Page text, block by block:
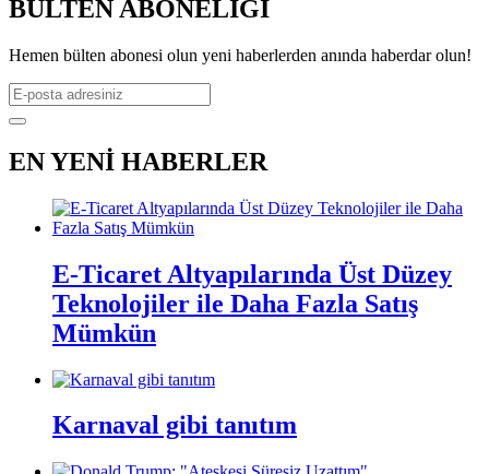
BÜLTEN ABONELİĞİ
Hemen bülten abonesi olun yeni haberlerden anında haberdar olun!
EN YENİ HABERLER
E-Ticaret Altyapılarında Üst Düzey
Teknolojiler ile Daha Fazla Satış
Mümkün
Karnaval gibi tanıtım